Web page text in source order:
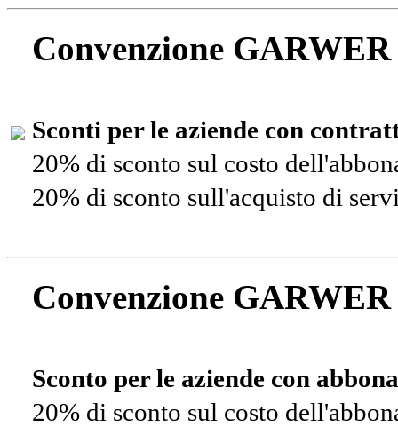
Convenzione
Sconti per le aziende con
20% di sconto sul costo
20% di sconto sull'acquisto di
Convenzione
Sconto per le aziende con
20% di sconto sul costo